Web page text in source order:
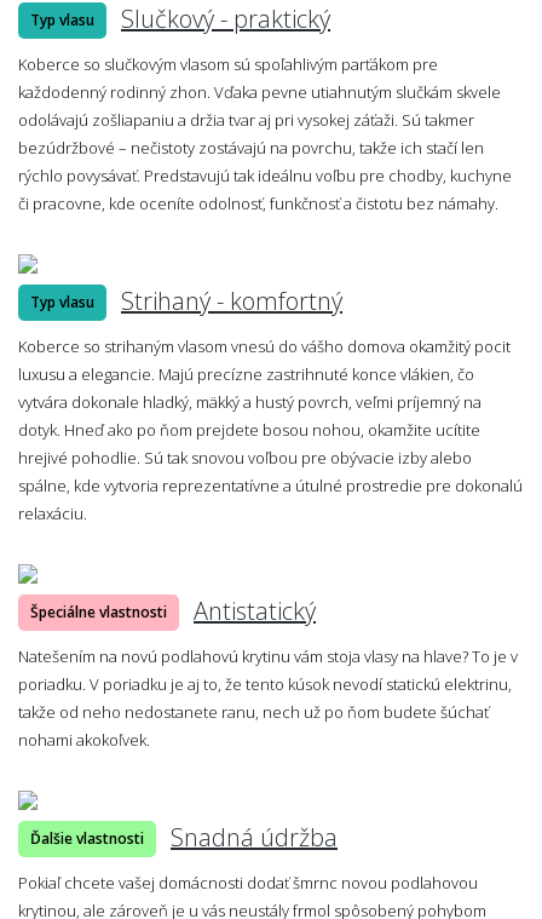
Typ vlasu Slučkový - praktický
Koberce so slučkovým vlasom sú spoľahlivým parťákom pre
každodenný rodinný zhon. Vďaka pevne utiahnutým slučkám skvele
odolávajú zošliapaniu a držia tvar aj pri vysokej záťaži. Sú takmer
bezúdržbové – nečistoty zostávajú na povrchu, takže ich stačí len
rýchlo povysávať. Predstavujú tak ideálnu voľbu pre chodby, kuchyne
či pracovne, kde oceníte odolnosť, funkčnosť a čistotu bez námahy.
Typ vlasu Strihaný - komfortný
Koberce so strihaným vlasom vnesú do vášho domova okamžitý pocit
luxusu a elegancie. Majú precízne zastrihnuté konce vlákien, čo
vytvára dokonale hladký, mäkký a hustý povrch, veľmi príjemný na
dotyk. Hneď ako po ňom prejdete bosou nohou, okamžite ucítite
hrejivé pohodlie. Sú tak snovou voľbou pre obývacie izby alebo
spálne, kde vytvoria reprezentatívne a útulné prostredie pre dokonalú
relaxáciu.
Špeciálne vlastnosti Antistatický
Natešením na novú podlahovú krytinu vám stoja vlasy na hlave? To je v
poriadku. V poriadku je aj to, že tento kúsok nevodí statickú elektrinu,
takže od neho nedostanete ranu, nech už po ňom budete šúchať
nohami akokoľvek.
Ďalšie vlastnosti Snadná údržba
Pokiaľ chcete vašej domácnosti dodať šmrnc novou podlahovou
krytinou, ale zároveň je u vás neustály frmol spôsobený pohybom